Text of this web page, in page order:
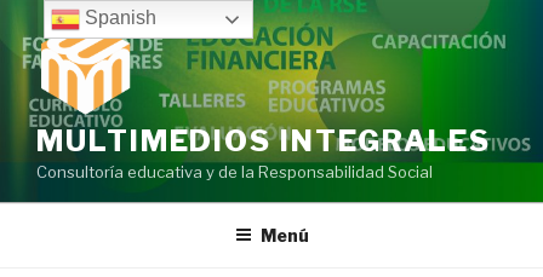
contenido
MULTIMEDIOS INTEGRALES
Consultoría educativa y de la Responsabilidad Social
Menú
Spanish